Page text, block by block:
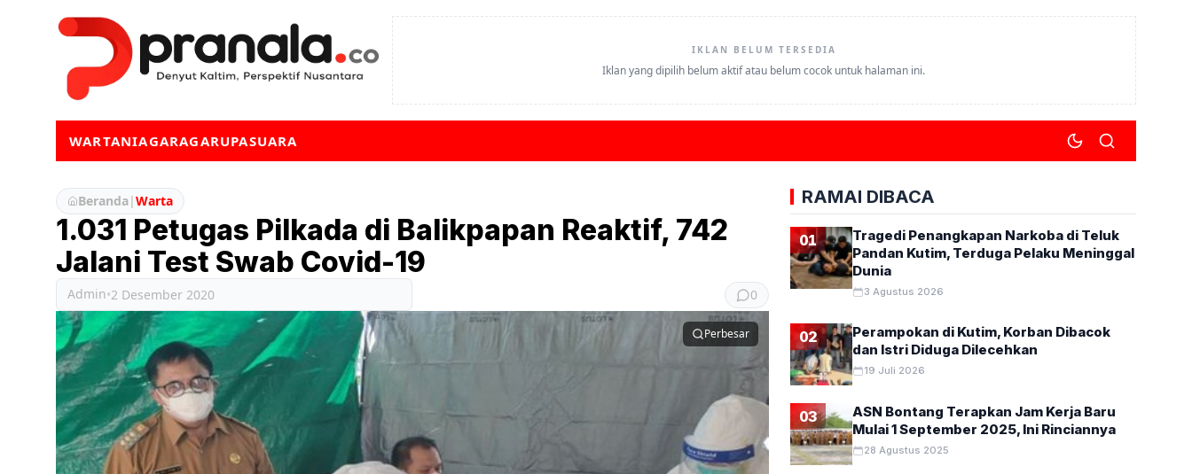
IKLAN BELUM TERSEDIA
Iklan yang dipilih belum aktif atau belum cocok untuk halaman ini.
WARTANIAGARAGARUPASUARA
Beranda|Warta
1.031 Petugas Pilkada di Balikpapan Reaktif, 742
Jalani Test Swab Covid-19
Admin•2 Desember 2020 0
Perbesar
RAMAI DIBACA
01
Tragedi Penangkapan Narkoba di Teluk
Pandan Kutim, Terduga Pelaku Meninggal
Dunia
3 Agustus 2026
02
Perampokan di Kutim, Korban Dibacok
dan Istri Diduga Dilecehkan
19 Juli 2026
03
ASN Bontang Terapkan Jam Kerja Baru
Mulai 1 September 2025, Ini Rinciannya
28 Agustus 2025